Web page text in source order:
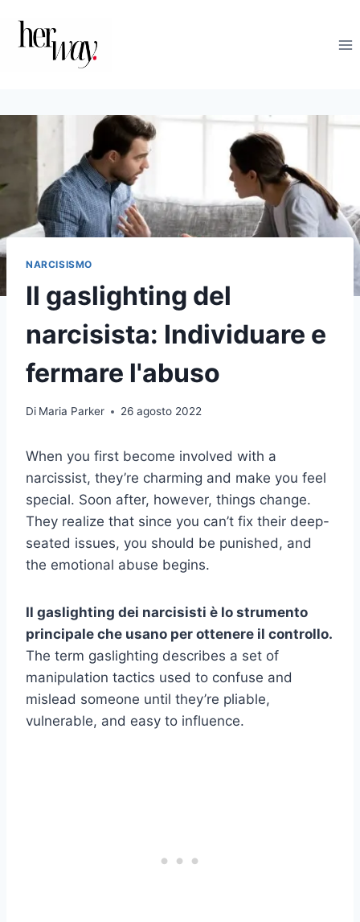
contenuto
NARCISISMO
Il gaslighting del
narcisista: Individuare e
fermare l'abuso
Di Maria Parker 26 agosto 2022
When you first become involved with a
narcissist, they’re charming and make you feel
special. Soon after, however, things change.
They realize that since you can’t fix their deep-
seated issues, you should be punished, and
the emotional abuse begins.
Il gaslighting dei narcisisti è lo strumento
principale che usano per ottenere il controllo.
The term gaslighting describes a set of
manipulation tactics used to confuse and
mislead someone until they’re pliable,
vulnerable, and easy to influence.